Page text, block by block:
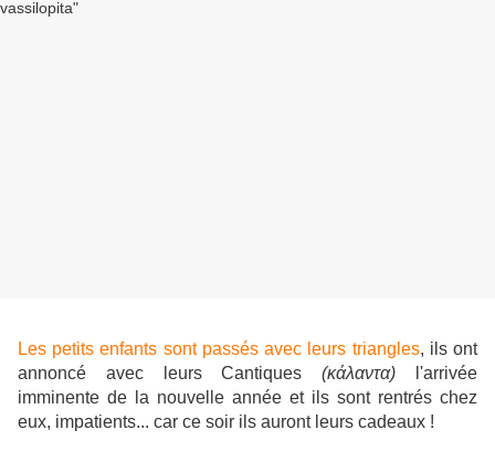
Les petits enfants sont passés avec leurs triangles, ils ont
annoncé avec leurs Cantiques(κάλαντα) l'arrivée
imminente de la nouvelle année et ils sont rentrés chez
eux, impatients... car ce soir ils auront leurs cadeaux !